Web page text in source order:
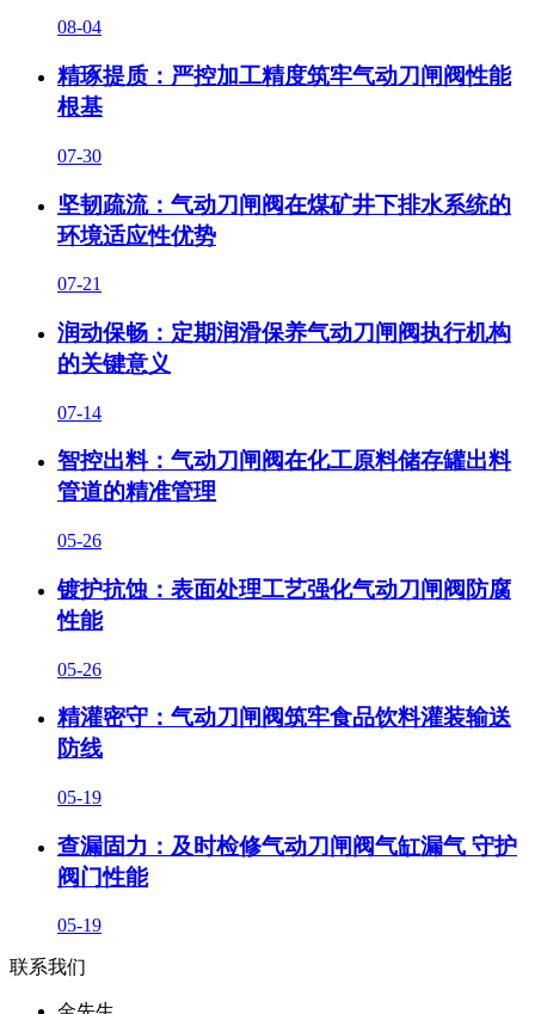
08-04
精琢提质：严控加工精度筑牢气动刀闸阀性能
根基
07-30
坚韧疏流：气动刀闸阀在煤矿井下排水系统的
环境适应性优势
07-21
润动保畅：定期润滑保养气动刀闸阀执行机构
的关键意义
07-14
智控出料：气动刀闸阀在化工原料储存罐出料
管道的精准管理
05-26
镀护抗蚀：表面处理工艺强化气动刀闸阀防腐
性能
05-26
精灌密守：气动刀闸阀筑牢食品饮料灌装输送
防线
05-19
查漏固力：及时检修气动刀闸阀气缸漏气 守护
阀门性能
05-19
联系我们